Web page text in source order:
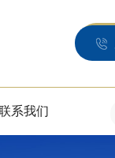
系我们